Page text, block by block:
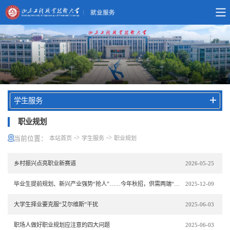
学生服务
职业规划
当前位置： 本站首页 -> 学生服务 -> 职业规划
乡村振兴点亮职业新赛道 2026-05-25
2025-12-09
大学生择业要克服“艾尔维斯”干扰 2025-06-03
职场人做好职业规划应注意的四大问题 2025-06-03